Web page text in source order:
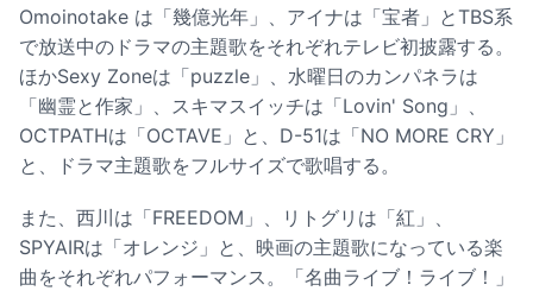
Omoinotake は「幾億光年」、アイナは「宝者」とTBS系
で放送中のドラマの主題歌をそれぞれテレビ初披露する。
ほかSexy Zoneは「puzzle」、水曜日のカンパネラは
「幽霊と作家」、スキマスイッチは「Lovin' Song」、
OCTPATHは「OCTAVE」と、D-51は「NO MORE CRY」
と、ドラマ主題歌をフルサイズで歌唱する。
また、西川は「FREEDOM」、リトグリは「紅」、
SPYAIRは「オレンジ」と、映画の主題歌になっている楽
曲をそれぞれパフォーマンス。「名曲ライブ！ライブ！」